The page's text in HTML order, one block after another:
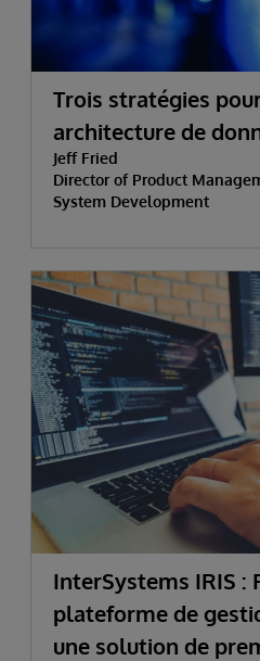
Trois stratégies
architecture de
Jeff Fried
Director of Product
System Development
InterSystems IRIS :
plateforme de
une solution de